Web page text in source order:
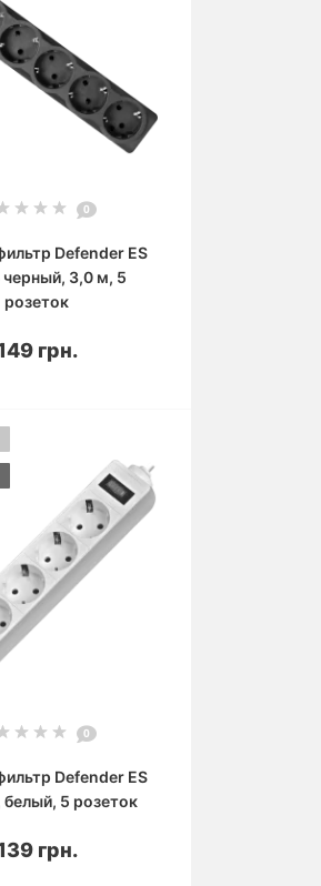
0
Defender ES
3,0 м, 5
розеток
грн.
0
Defender ES
белый, 5 розеток
грн.